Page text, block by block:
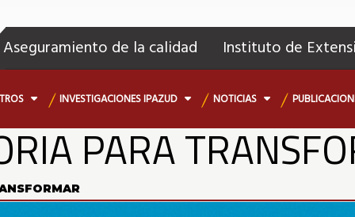
Aseguramiento de la calidad Instituto de
INVESTIGACIONES IPAZUD NOTICIAS
PARA